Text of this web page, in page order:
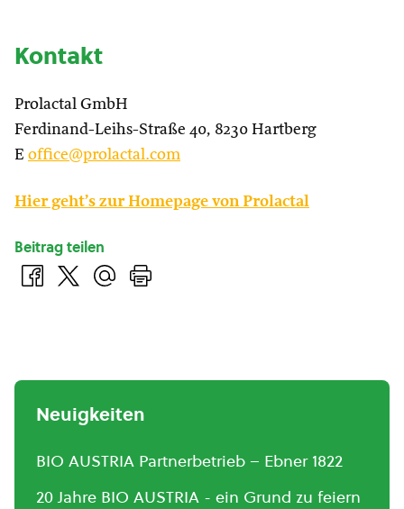
Kontakt
Prolactal GmbH
Ferdinand-Leihs-Straße 40, 8230 Hartberg
E office@prolactal.com
Hier geht’s zur Homepage von Prolactal
Beitrag teilen
Neuigkeiten
BIO AUSTRIA Partnerbetrieb – Ebner 1822
20 Jahre BIO AUSTRIA - ein Grund zu feiern